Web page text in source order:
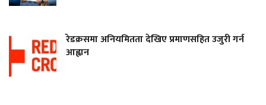
रेडक्रसमा अनियमितता देखिए प्रमाणसहित उजुरी गर्न
आह्वान